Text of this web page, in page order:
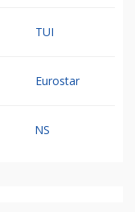
TUI
Eurostar
NS